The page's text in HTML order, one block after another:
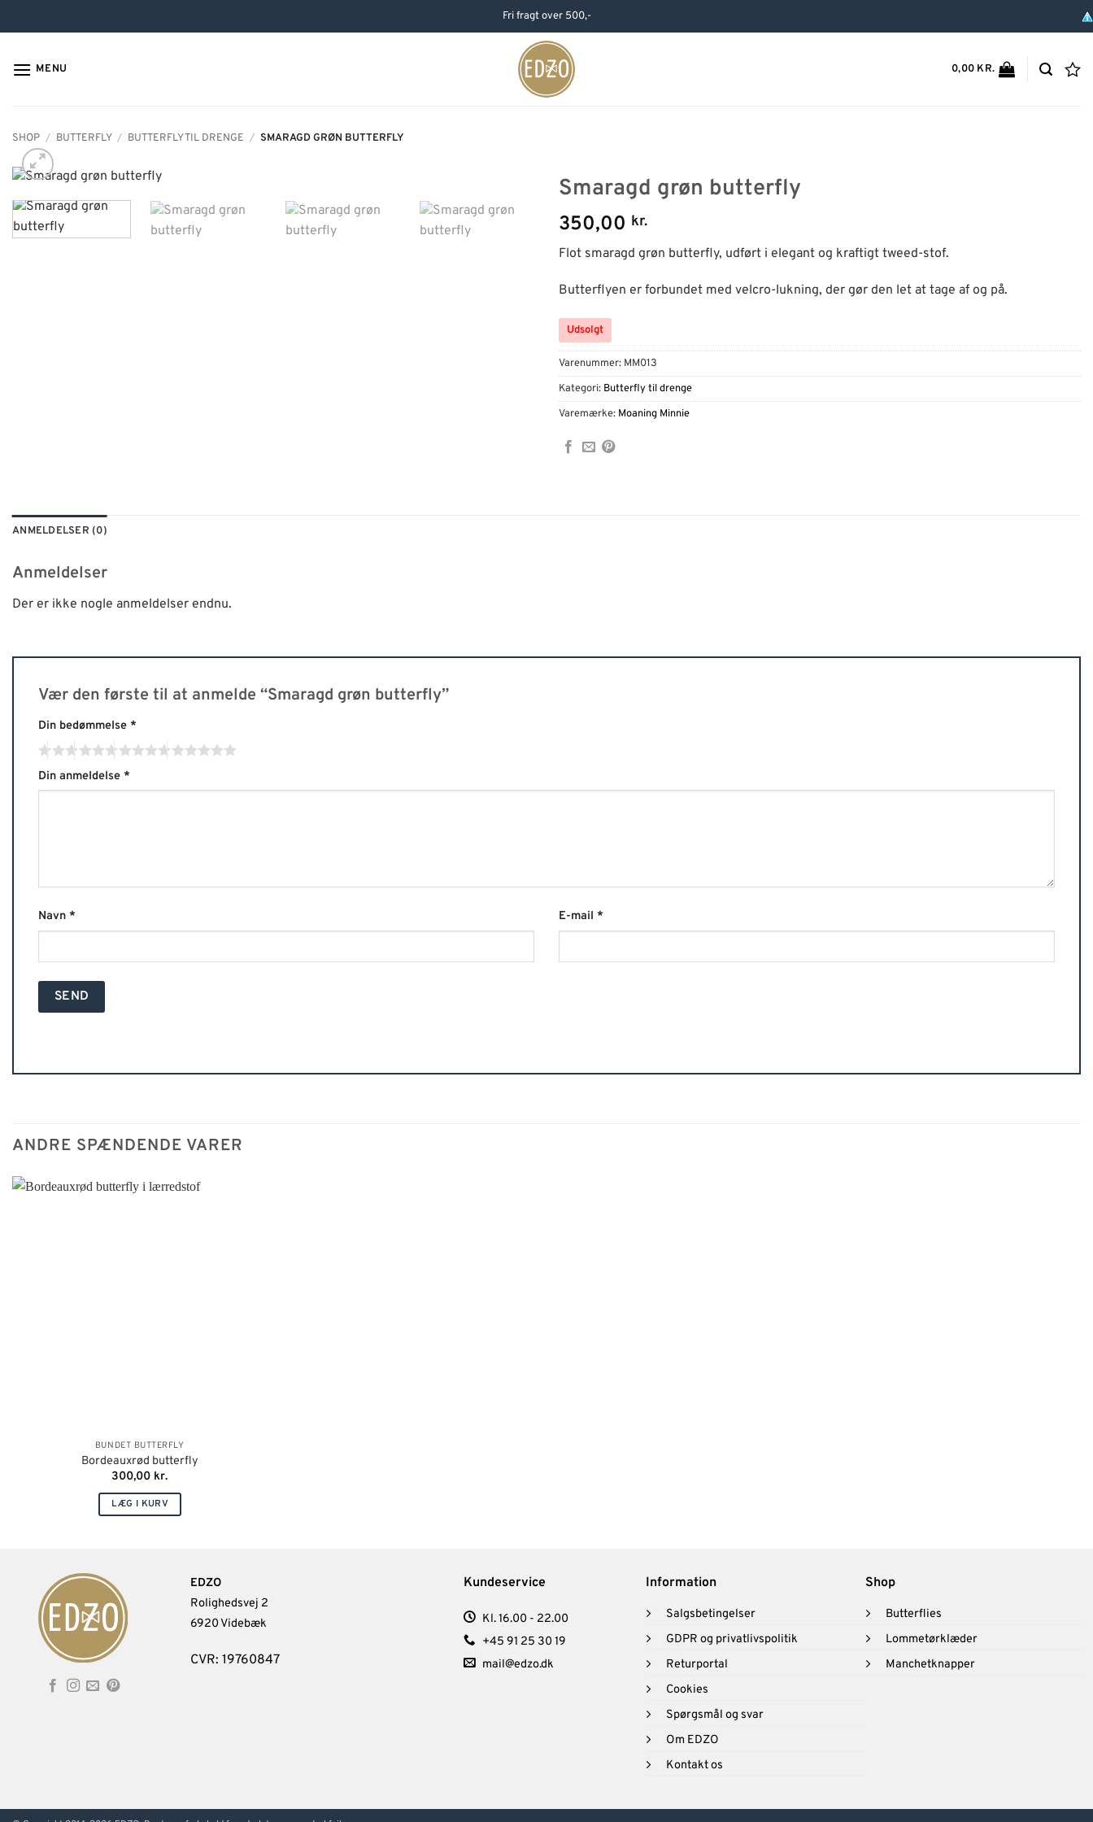
til
Fri fragt over 500,-
MENU 0,00 KR.
SHOP / BUTTERFLY / BUTTERFLY TIL DRENGE / SMARAGD GRØN BUTTERFLY
Smaragd grøn butterfly
350,00 kr.
Flot smaragd grøn butterfly, udført i elegant og kraftigt tweed-stof.
Butterflyen er forbundet med velcro-lukning, der gør den let at tage af og på.
Udsolgt
Varenummer: MM013
Kategori: Butterfly til drenge
Varemærke: Moaning Minnie
ANMELDELSER (0)
Anmeldelser
Der er ikke nogle anmeldelser endnu.
Vær den første til at anmelde “Smaragd grøn butterfly”
Din bedømmelse *
Din anmeldelse *
Navn * E-mail *
Alternative:
ANDRE SPÆNDENDE VARER
BUNDET BUTTERFLY
Bordeauxrød butterfly
300,00 kr.
LÆG I KURV
EDZO
Rolighedsvej 2
6920 Videbæk
CVR: 19760847
Kundeservice
Kl. 16.00 - 22.00
+45 91 25 30 19
mail@edzo.dk
Information
Salgsbetingelser
GDPR og privatlivspolitik
Returportal
Cookies
Spørgsmål og svar
Om EDZO
Kontakt os
Shop
Butterflies
Lommetørklæder
Manchetknapper